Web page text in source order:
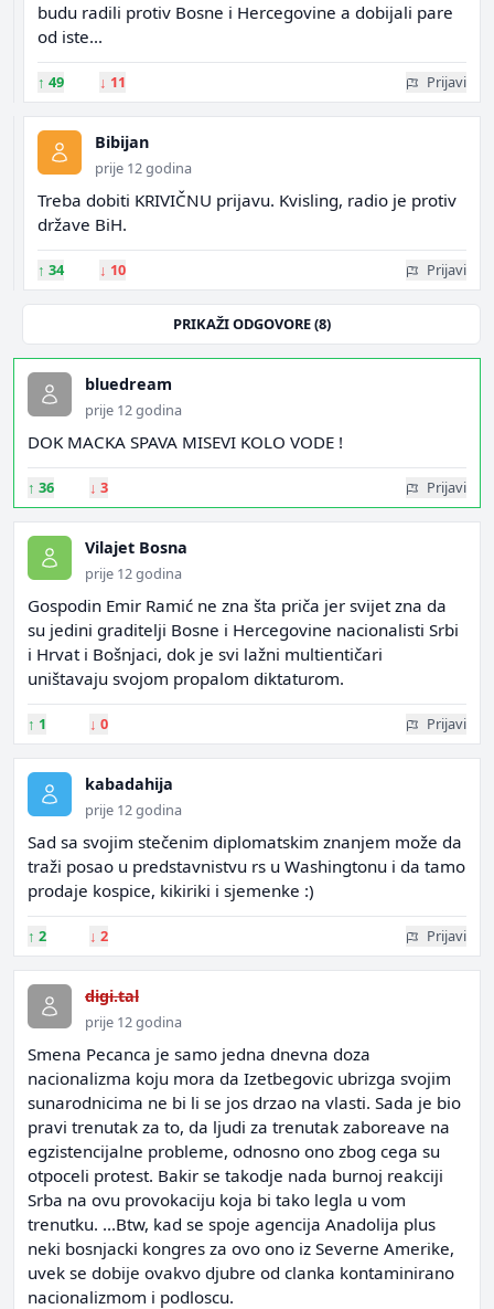
budu radili protiv Bosne i Hercegovine a dobijali pare
od iste...
↑ 49 ↓ 11 Prijavi
Bibijan
prije 12 godina
Treba dobiti KRIVIČNU prijavu. Kvisling, radio je protiv
države BiH.
↑ 34 ↓ 10 Prijavi
PRIKAŽI ODGOVORE (8)
bluedream
prije 12 godina
DOK MACKA SPAVA MISEVI KOLO VODE !
↑ 36 ↓ 3 Prijavi
Vilajet Bosna
prije 12 godina
Gospodin Emir Ramić ne zna šta priča jer svijet zna da
su jedini graditelji Bosne i Hercegovine nacionalisti Srbi
i Hrvat i Bošnjaci, dok je svi lažni multientičari
uništavaju svojom propalom diktaturom.
↑ 1 ↓ 0 Prijavi
kabadahija
prije 12 godina
Sad sa svojim stečenim diplomatskim znanjem može da
traži posao u predstavnistvu rs u Washingtonu i da tamo
prodaje kospice, kikiriki i sjemenke :)
↑ 2 ↓ 2 Prijavi
digi.tal
prije 12 godina
Smena Pecanca je samo jedna dnevna doza
nacionalizma koju mora da Izetbegovic ubrizga svojim
sunarodnicima ne bi li se jos drzao na vlasti. Sada je bio
pravi trenutak za to, da ljudi za trenutak zaboreave na
egzistencijalne probleme, odnosno ono zbog cega su
otpoceli protest. Bakir se takodje nada burnoj reakciji
Srba na ovu provokaciju koja bi tako legla u vom
trenutku. ...Btw, kad se spoje agencija Anadolija plus
neki bosnjacki kongres za ovo ono iz Severne Amerike,
uvek se dobije ovakvo djubre od clanka kontaminirano
nacionalizmom i podloscu.